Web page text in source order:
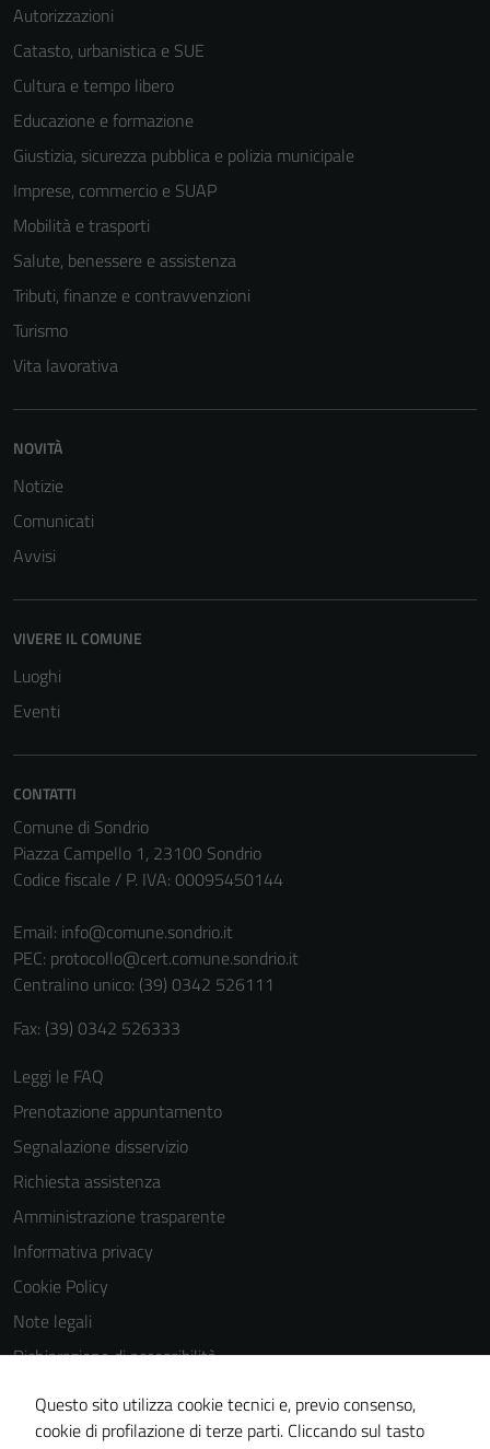
Autorizzazioni
Catasto, urbanistica e SUE
Cultura e tempo libero
Educazione e formazione
Giustizia, sicurezza pubblica e polizia municipale
Imprese, commercio e SUAP
Mobilità e trasporti
Salute, benessere e assistenza
Tributi, finanze e contravvenzioni
Turismo
Vita lavorativa
NOVITÀ
Notizie
Comunicati
Avvisi
VIVERE IL COMUNE
Luoghi
Eventi
CONTATTI
Comune di Sondrio
Piazza Campello 1, 23100 Sondrio
Codice fiscale / P. IVA: 00095450144
Email: info@comune.sondrio.it
PEC: protocollo@cert.comune.sondrio.it
Centralino unico: (39) 0342 526111
Fax: (39) 0342 526333
Leggi le FAQ
Prenotazione appuntamento
Segnalazione disservizio
Richiesta assistenza
Amministrazione trasparente
Informativa privacy
Cookie Policy
Note legali
Dichiarazione di accessibilità
Dichiarazione di accessibilità Servizi
Whistleblowing
Questo sito utilizza cookie tecnici e, previo consenso,
cookie di profilazione di terze parti. Cliccando sul tasto
funzionamento
Questi cookie
personali.